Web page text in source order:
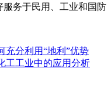
务于民用、工业和国防
充分利用“地利”优势
工工业中的应用分析